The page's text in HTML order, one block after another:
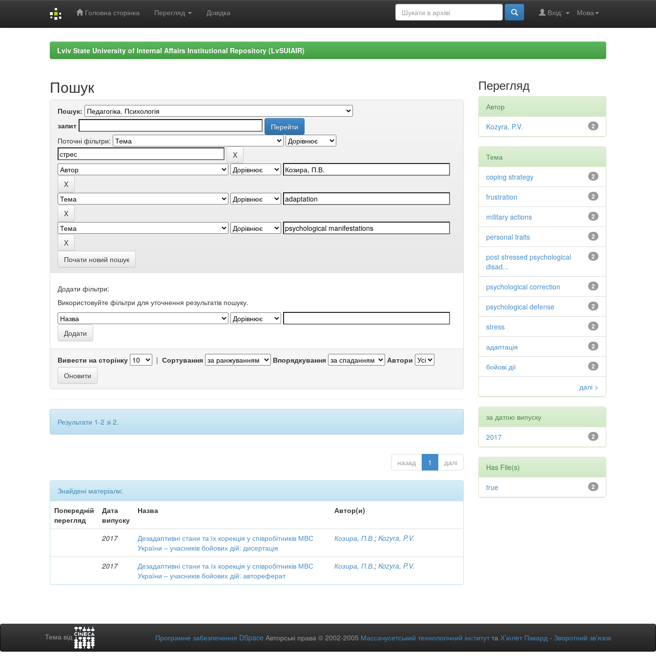
Головна сторінка Перегляд Довідка Мова
Вхід:
Lviv State University of Internal Affairs Institutional Repository (LvSUIAIR)
Пошук
Пошук:
запит
Поточні фільтри:
Почати новий пошук
Додати фільтри:
Використовуйте фільтри для уточнення результатів пошуку.
Вивести на сторінку | Сортування Впорядкування Автори
Результати 1-2 зі 2.
назад 1 далі
Знайдені матеріали:
Попередній
перегляд
Дата
випуску
Назва Автор(и)
2017
Дезадаптивні стани та їх корекція у співробітників МВС
України – учасників бойових дій: дисертація
Козира, П.В.;Kozyra, P.V.
2017
Дезадаптивні стани та їх корекція у співробітників МВС
України – учасників бойових дій: автореферат
Козира, П.В.;Kozyra, P.V.
Перегляд
Автор
2
Kozyra, P.V.
Тема
2
coping strategy
2
frustration
2
military actions
2
personal traits
2
post stressed psychological
disad...
2
psychological correction
2
psychological defense
2
stress
2
адаптація
2
бойові дії
далі >
за датою випуску
2
2017
Has File(s)
2
true
Тема від Програмне забезпечення DSpace Авторські права © 2002-2005 Массачусетський технологічний інститутта Х’юлет Пакард - Зворотний зв’язок